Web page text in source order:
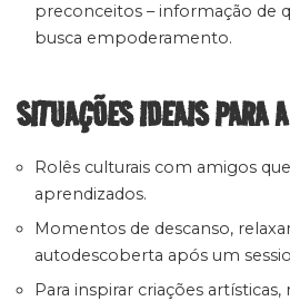
preconceitos – informação de
busca empoderamento.
SITUAÇÕES IDEAIS
Rolês culturais com amigos
aprendizados.
Momentos de descanso,
autodescoberta após um
Para inspirar criações